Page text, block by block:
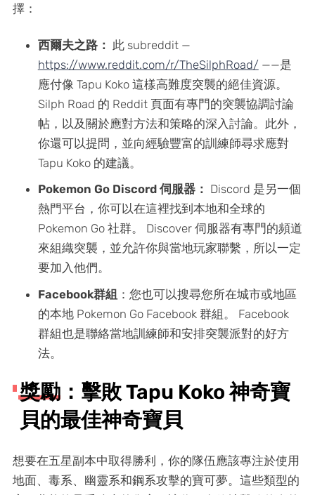
擇：
西爾夫之路： 此 subreddit —
https://www.reddit.com/r/TheSilphRoad/——是
應付像 Tapu Koko 這樣高難度突襲的絕佳資源。
Silph Road 的 Reddit 頁面有專門的突襲協調討論
帖，以及關於應對方法和策略的深入討論。此外，
你還可以提問，並向經驗豐富的訓練師尋求應對
Tapu Koko 的建議。
Pokemon Go Discord 伺服器： Discord 是另一個
熱門平台，你可以在這裡找到本地和全球的
Pokemon Go 社群。 Discover 伺服器有專門的頻道
來組織突襲，並允許你與當地玩家聯繫，所以一定
要加入他們。
Facebook群組 ：您也可以搜尋您所在城市或地區
的本地 Pokemon Go Facebook 群組。 Facebook
群組也是聯絡當地訓練師和安排突襲派對的好方
法。
獎勵：擊敗 Tapu Koko 神奇寶
貝的最佳神奇寶貝
想要在五星副本中取得勝利，你的隊伍應該專注於使用
地面、毒系、幽靈系和鋼系攻擊的寶可夢。這些類型的